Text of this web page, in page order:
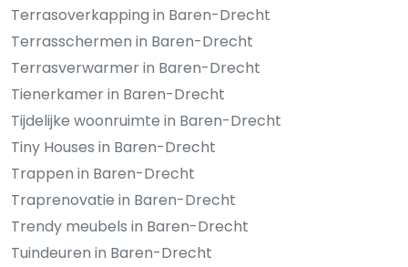
Terrasoverkapping in Baren-Drecht
Terrasschermen in Baren-Drecht
Terrasverwarmer in Baren-Drecht
Tienerkamer in Baren-Drecht
Tijdelijke woonruimte in Baren-Drecht
Tiny Houses in Baren-Drecht
Trappen in Baren-Drecht
Traprenovatie in Baren-Drecht
Trendy meubels in Baren-Drecht
Tuindeuren in Baren-Drecht